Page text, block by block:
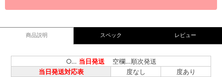
商品説明 スペック レビュー
○… 当日発送
空欄…順次発送
当日発送対応表
度なし 度あり